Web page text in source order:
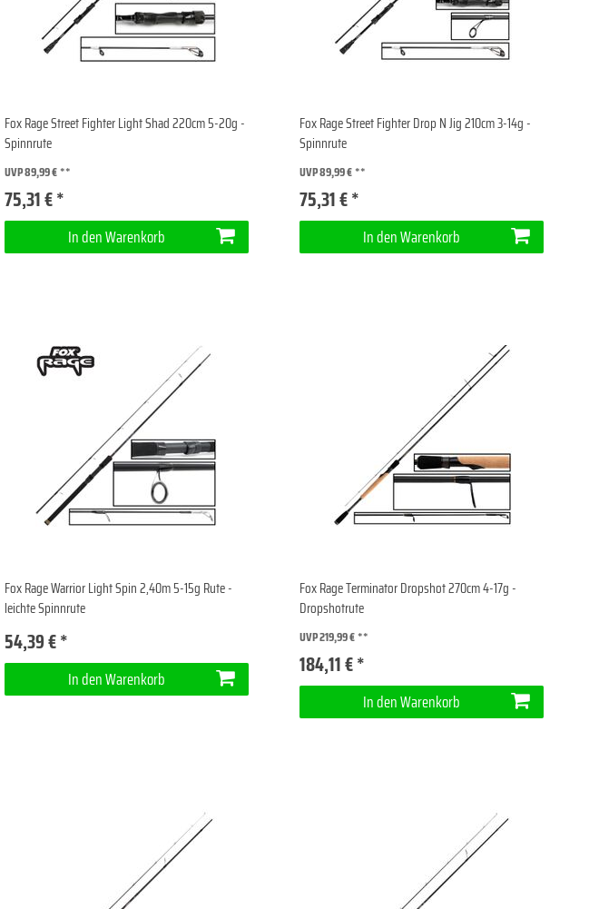
Fox Rage Street Fighter Light Shad 220cm 5-20g -
Spinnrute
UVP 89,99 €
75,31 € *
In den Warenkorb
Fox Rage Street Fighter Drop N Jig 210cm 3-14g -
Spinnrute
UVP 89,99 €
75,31 € *
In den Warenkorb
Fox Rage Warrior Light Spin 2,40m 5-15g Rute -
leichte Spinnrute
54,39 € *
In den Warenkorb
Fox Rage Terminator Dropshot 270cm 4-17g -
Dropshotrute
UVP 219,99 €
184,11 € *
In den Warenkorb